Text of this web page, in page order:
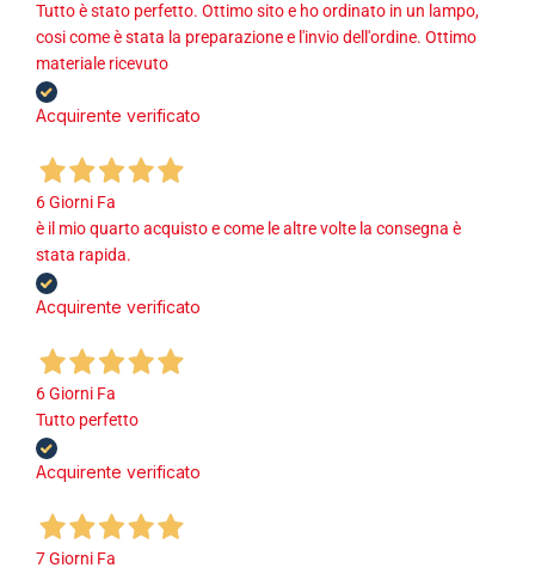
Tutto è stato perfetto. Ottimo sito e ho ordinato in un lampo,
cosi come è stata la preparazione e l'invio dell'ordine. Ottimo
materiale ricevuto
Acquirente verificato
6 Giorni Fa
è il mio quarto acquisto e come le altre volte la consegna è
stata rapida.
Acquirente verificato
6 Giorni Fa
Tutto perfetto
Acquirente verificato
7 Giorni Fa